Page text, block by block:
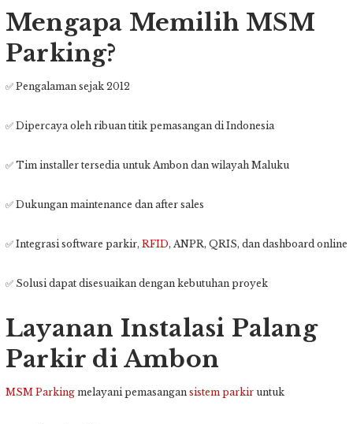
Mengapa Memilih MSM
Parking?
✅ Pengalaman sejak 2012
✅ Dipercaya oleh ribuan titik pemasangan di Indonesia
✅ Tim installer tersedia untuk Ambon dan wilayah Maluku
✅ Dukungan maintenance dan after sales
✅ Integrasi software parkir, RFID, ANPR, QRIS, dan dashboard online
✅ Solusi dapat disesuaikan dengan kebutuhan proyek
Layanan Instalasi Palang
Parkir di Ambon
MSM Parking melayani pemasangan sistem parkir untuk